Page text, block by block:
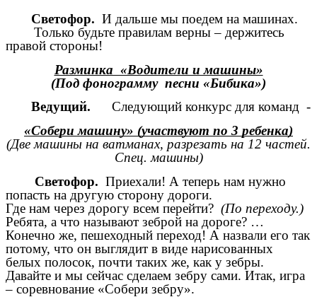
Светофор. И дальше мы поедем на машинах.
Только будьте правилам верны – держитесь
правой стороны!
Разминка «Водители и машины»
(Под фонограмму песни «Бибика»)
Ведущий. Следующий конкурс для команд -
«Собери машину» (участвуют по 3 ребенка)
(Две машины на ватманах, разрезать на 12 частей.
Спец. машины)
Светофор. Приехали! А теперь нам нужно
попасть на другую сторону дороги.
Где нам через дорогу всем перейти? (По переходу.)
Ребята, а что называют зеброй на дороге? …
Конечно же, пешеходный переход! А назвали его так
потому, что он выглядит в виде нарисованных
белых полосок, почти таких же, как у зебры.
Давайте и мы сейчас сделаем зебру сами. Итак, игра
– соревнование «Собери зебру».